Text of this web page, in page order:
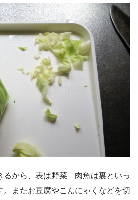
るから、表は野菜、肉魚は裏といっ
。またお豆腐やこんにゃくなどを切